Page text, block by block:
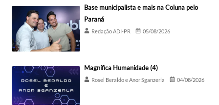
Base municipalista e mais na Coluna pelo
Paraná
Redação ADI-PR 05/08/2026
Magnífica Humanidade (4)
Rosel Beraldo e Anor Sganzerla 04/08/2026